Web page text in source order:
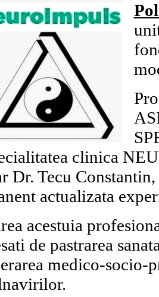
clinica
Dr. Tecu
actualizata
acestuia
de pastrarea
medico-socio-